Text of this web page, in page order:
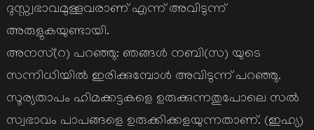
ദുസ്സ്വഭാവമുള്ളവരാണ് എന്ന് അവിടുന്ന്
അരുളുകയുണ്ടായി.
അനസ്(റ) പറഞ്ഞു: ഞങ്ങള്‍ നബി(സ) യുടെ
സന്നിധിയില്‍ ഇരിക്കുമ്പോള്‍ അവിടുന്ന് പറഞ്ഞു.
സൂര്യതാപം ഹിമക്കട്ടകളെ ഉരുക്കുന്നതുപോലെ സല്‍
സ്വഭാവം പാപങ്ങളെ ഉരുക്കിക്കളയുന്നതാണ്. (ഇഹ്യ)